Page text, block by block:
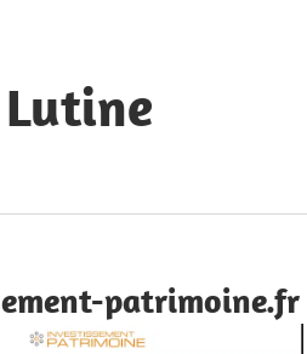
patrimoine.fr